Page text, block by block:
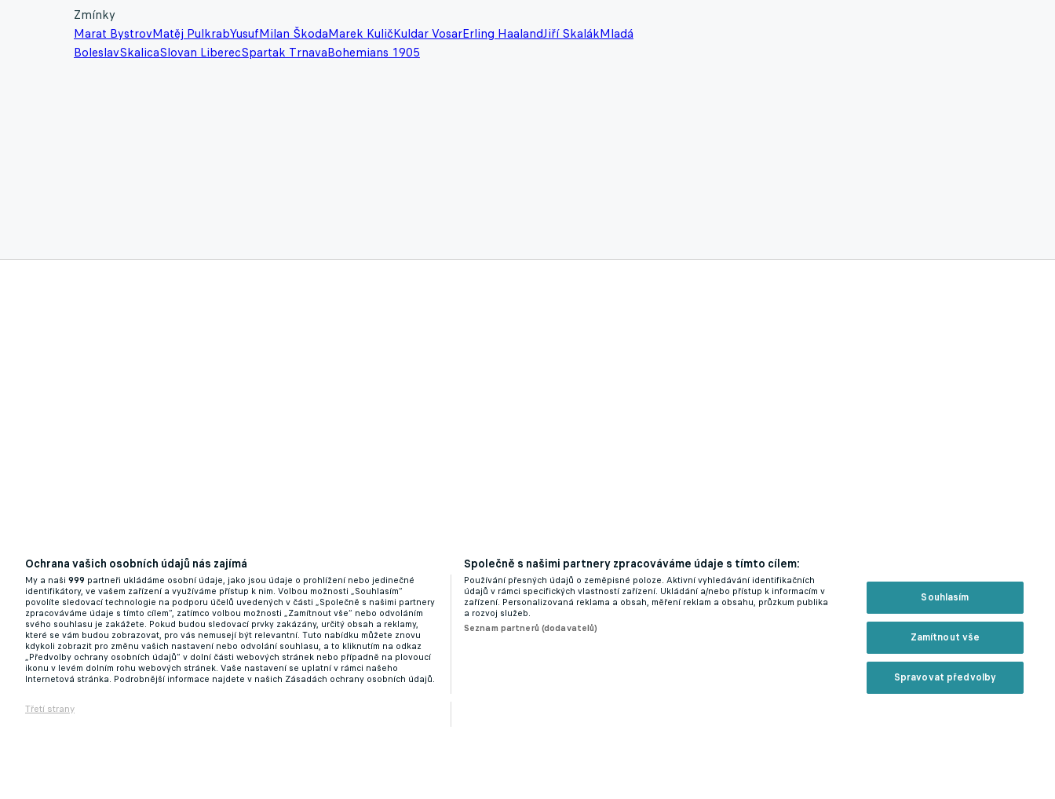
Zmínky
Marat BystrovMatěj PulkrabYusufMilan ŠkodaMarek KuličKuldar VosarErling HaalandJiří SkalákMladá
BoleslavSkalicaSlovan LiberecSpartak TrnavaBohemians 1905
Ochrana vašich osobních údajů nás zajímá
My a naši 999 partneři ukládáme osobní údaje, jako jsou údaje o prohlížení nebo jedinečné
identifikátory, ve vašem zařízení a využíváme přístup k nim. Volbou možnosti „Souhlasím“
povolíte sledovací technologie na podporu účelů uvedených v části „Společně s našimi partnery
zpracováváme údaje s tímto cílem“, zatímco volbou možnosti „Zamítnout vše“ nebo odvoláním
svého souhlasu je zakážete. Pokud budou sledovací prvky zakázány, určitý obsah a reklamy,
které se vám budou zobrazovat, pro vás nemusejí být relevantní. Tuto nabídku můžete znovu
kdykoli zobrazit pro změnu vašich nastavení nebo odvolání souhlasu, a to kliknutím na odkaz
„Předvolby ochrany osobních údajů“ v dolní části webových stránek nebo případně na plovoucí
ikonu v levém dolním rohu webových stránek. Vaše nastavení se uplatní v rámci našeho
Internetová stránka. Podrobnější informace najdete v našich Zásadách ochrany osobních údajů.
Třetí strany
Společně s našimi partnery zpracováváme údaje s tímto cílem:
Používání přesných údajů o zeměpisné poloze. Aktivní vyhledávání identifikačních
údajů v rámci specifických vlastností zařízení. Ukládání a/nebo přístup k informacím v
zařízení. Personalizovaná reklama a obsah, měření reklam a obsahu, průzkum publika
a rozvoj služeb.
Seznam partnerů (dodavatelů)
Souhlasím
Zamítnout vše
Spravovat předvolby